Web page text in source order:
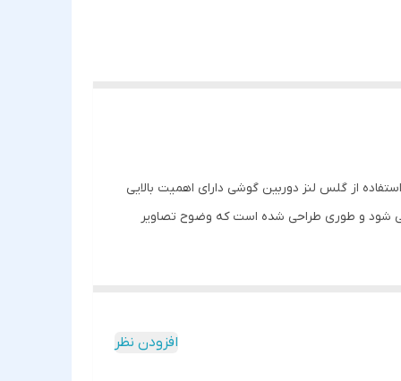
از گلس لنز دوربین گوشی دارای اهمیت بالایی
شود و طوری طراحی شده است که وضوح تصاویر
افزودن نظر